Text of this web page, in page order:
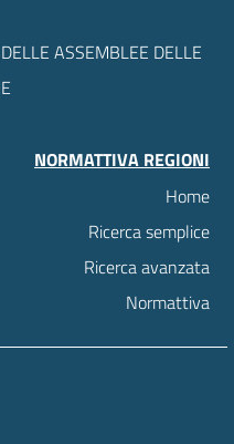
ASSEMBLEE DELLE
NORMATTIVA REGIONI
Home
Ricerca semplice
Ricerca avanzata
Normattiva